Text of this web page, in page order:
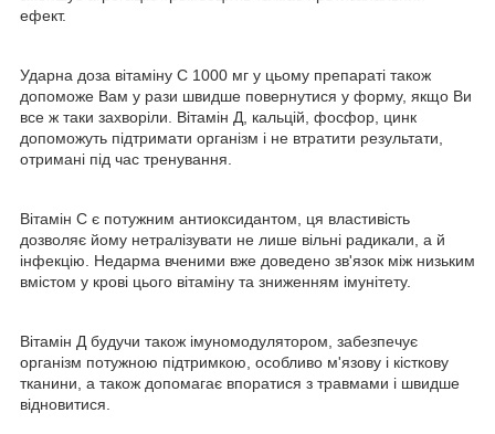
ефект.
Ударна доза вітаміну С 1000 мг у цьому препараті також
допоможе Вам у рази швидше повернутися у форму, якщо Ви
все ж таки захворіли. Вітамін Д, кальцій, фосфор, цинк
допоможуть підтримати організм і не втратити результати,
отримані під час тренування.
Вітамін С є потужним антиоксидантом, ця властивість
дозволяє йому нетралізувати не лише вільні радикали, а й
інфекцію. Недарма вченими вже доведено зв'язок між низьким
вмістом у крові цього вітаміну та зниженням імунітету.
Вітамін Д будучи також імуномодулятором, забезпечує
організм потужною підтримкою, особливо м'язову і кісткову
тканини, а також допомагає впоратися з травмами і швидше
відновитися.